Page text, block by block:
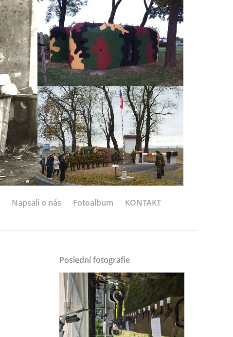
Napsali o nás Fotoalbum KONTAKT
Poslední fotografie